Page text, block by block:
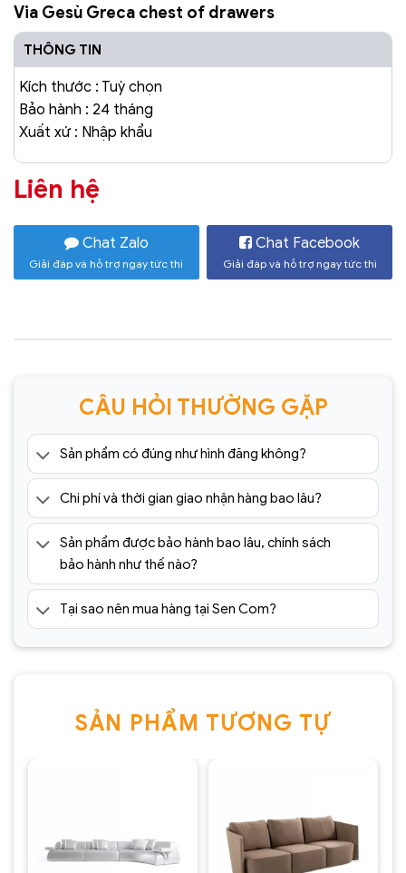
Via Gesù Greca chest of drawers
THÔNG TIN
Kích thước : Tuỳ chọn
Bảo hành : 24 tháng
Xuất xứ : Nhập khẩu
Liên hệ
Chat Zalo
Giải đáp và hỗ trợ ngay tức thì
Chat Facebook
Giải đáp và hỗ trợ ngay tức thì
CÂU HỎI THƯỜNG GẶP
Sản phẩm có đúng như hình đăng không?
Chi phí và thời gian giao nhận hàng bao lâu?
Sản phẩm được bảo hành bao lâu, chính sách
bảo hành như thế nào?
Tại sao nên mua hàng tại Sen Com?
SẢN PHẨM TƯƠNG TỰ